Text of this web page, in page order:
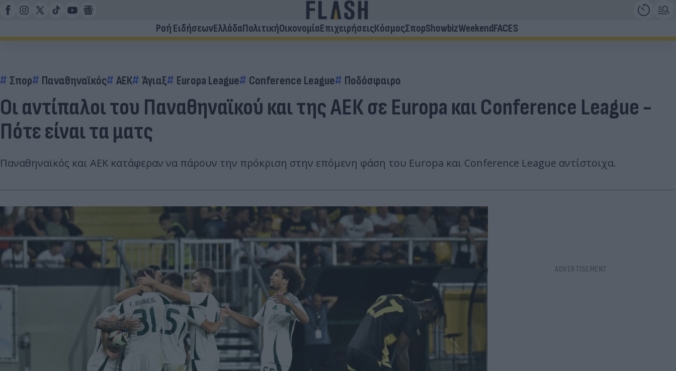
Ροή ΕιδήσεωνΕλλάδαΠολιτικήΟικονομίαΕπιχειρήσειςΚόσμοςΣπορShowbizWeekendFACES
Σπορ Παναθηναϊκός ΑΕΚ Άγιαξ Europa League Conference League Ποδόσφαιρο
Οι αντίπαλοι του Παναθηναϊκού και της ΑΕΚ σε Europa και Conference League -
Πότε είναι τα ματς
Παναθηναϊκός και ΑΕΚ κατάφεραν να πάρουν την πρόκριση στην επόμενη φάση του Europa και Conference League αντίστοιχα.